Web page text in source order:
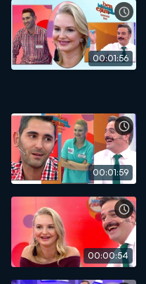
00:01:56
00:01:59
00:00:54